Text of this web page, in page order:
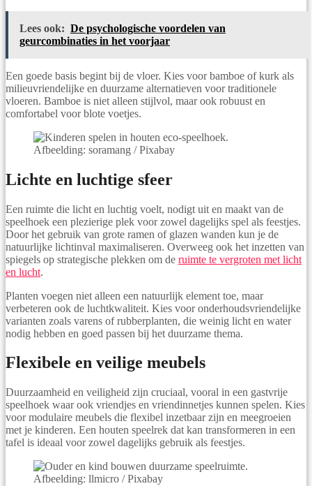
Lees ook: De psychologische voordelen van
geurcombinaties in het voorjaar
Een goede basis begint bij de vloer. Kies voor bamboe of kurk als
milieuvriendelijke en duurzame alternatieven voor traditionele
vloeren. Bamboe is niet alleen stijlvol, maar ook robuust en
comfortabel voor blote voetjes.
Afbeelding: soramang / Pixabay
Lichte en luchtige sfeer
Een ruimte die licht en luchtig voelt, nodigt uit en maakt van de
speelhoek een plezierige plek voor zowel dagelijks spel als feestjes.
Door het gebruik van grote ramen of glazen wanden kun je de
natuurlijke lichtinval maximaliseren. Overweeg ook het inzetten van
spiegels op strategische plekken om de ruimte te vergroten met licht
en lucht.
Planten voegen niet alleen een natuurlijk element toe, maar
verbeteren ook de luchtkwaliteit. Kies voor onderhoudsvriendelijke
varianten zoals varens of rubberplanten, die weinig licht en water
nodig hebben en goed passen bij het duurzame thema.
Flexibele en veilige meubels
Duurzaamheid en veiligheid zijn cruciaal, vooral in een gastvrije
speelhoek waar ook vriendjes en vriendinnetjes kunnen spelen. Kies
voor modulaire meubels die flexibel inzetbaar zijn en meegroeien
met je kinderen. Een houten speelrek dat kan transformeren in een
tafel is ideaal voor zowel dagelijks gebruik als feestjes.
Afbeelding: llmicro / Pixabay